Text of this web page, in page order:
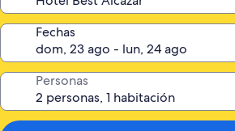
Fechas
Personas